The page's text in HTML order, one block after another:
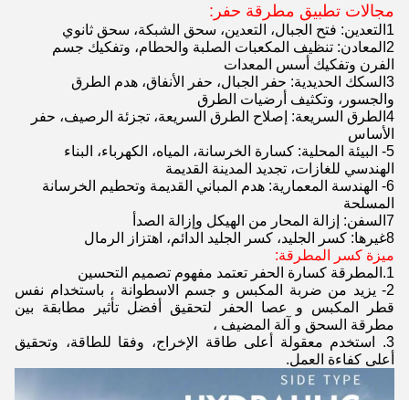
مجالات تطبيق مطرقة حفر:
1التعدين: فتح الجبال، التعدين، سحق الشبكة، سحق ثانوي
2المعادن: تنظيف المكعبات الصلبة والحطام، وتفكيك جسم
الفرن وتفكيك أسس المعدات
3السكك الحديدية: حفر الجبال، حفر الأنفاق، هدم الطرق
والجسور، وتكثيف أرضيات الطرق
4الطرق السريعة: إصلاح الطرق السريعة، تجزئة الرصيف، حفر
الأساس
5- البيئة المحلية: كسارة الخرسانة، المياه، الكهرباء، البناء
الهندسي للغازات، تجديد المدينة القديمة
6- الهندسة المعمارية: هدم المباني القديمة وتحطيم الخرسانة
المسلحة
7السفن: إزالة المحار من الهيكل وإزالة الصدأ
8غيرها: كسر الجليد، كسر الجليد الدائم، اهتزاز الرمال
ميزة كسر المطرقة:
1.المطرقة كسارة الحفر تعتمد مفهوم تصميم التحسين
2- يزيد من ضربة المكبس و جسم الاسطوانة ، باستخدام نفس
قطر المكبس و عصا الحفر لتحقيق أفضل تأثير مطابقة بين
مطرقة السحق و آلة المضيف ،
3. استخدم معقولة أعلى طاقة الإخراج، وفقا للطاقة، وتحقيق
أعلى كفاءة العمل.